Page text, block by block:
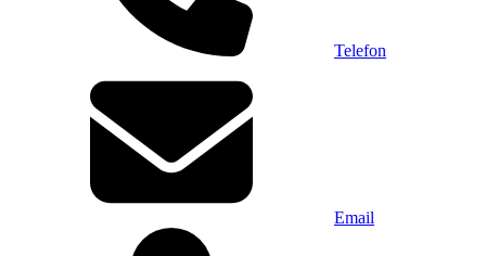
Telefon
Email